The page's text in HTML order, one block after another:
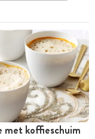
met koffieschuim